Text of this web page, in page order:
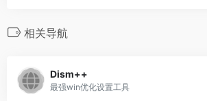
相关导航
Dism++
最强win优化设置工具